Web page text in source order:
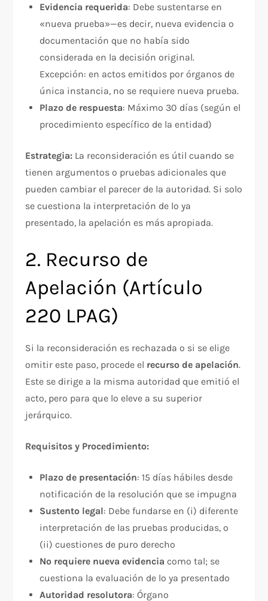
Evidencia requerida: Debe sustentarse en
«nueva prueba»—es decir, nueva evidencia o
documentación que no había sido
considerada en la decisión original.
Excepción: en actos emitidos por órganos de
única instancia, no se requiere nueva prueba.​
Plazo de respuesta: Máximo 30 días (según el
procedimiento específico de la entidad)
Estrategia: La reconsideración es útil cuando se
tienen argumentos o pruebas adicionales que
pueden cambiar el parecer de la autoridad. Si solo
se cuestiona la interpretación de lo ya
presentado, la apelación es más apropiada.
2. Recurso de
Apelación (Artículo
220 LPAG)
Si la reconsideración es rechazada o si se elige
omitir este paso, procede el recurso de apelación.
Este se dirige a la misma autoridad que emitió el
acto, pero para que lo eleve a su superior
jerárquico.​
Requisitos y Procedimiento:
Plazo de presentación: 15 días hábiles desde
notificación de la resolución que se impugna​
Sustento legal: Debe fundarse en (i) diferente
interpretación de las pruebas producidas, o
(ii) cuestiones de puro derecho​
No requiere nueva evidencia como tal; se
cuestiona la evaluación de lo ya presentado
Autoridad resolutora: Órgano